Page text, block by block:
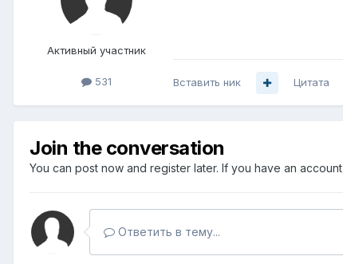
Активный участник
531 Вставить ник Цитата
Join the conversation
You can post now and register later. If you have an account,
Ответить в тему...